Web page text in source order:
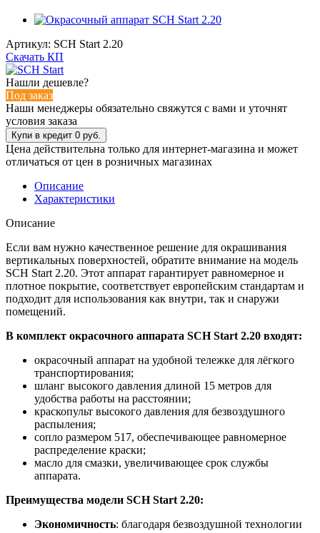
Артикул: SCH Start 2.20
Скачать КП
Нашли дешевле?
Под заказ
Наши менеджеры обязательно свяжутся с вами и уточнят
условия заказа
Цена действительна только для интернет-магазина и может
отличаться от цен в розничных магазинах
Описание
Характеристики
Описание
Если вам нужно качественное решение для окрашивания
вертикальных поверхностей, обратите внимание на модель
SCH Start 2.20. Этот аппарат гарантирует равномерное и
плотное покрытие, соответствует европейским стандартам и
подходит для использования как внутри, так и снаружи
помещений.
В комплект окрасочного аппарата SCH Start 2.20 входят:
окрасочный аппарат на удобной тележке для лёгкого
транспортирования;
шланг высокого давления длиной 15 метров для
удобства работы на расстоянии;
краскопульт высокого давления для безвоздушного
распыления;
сопло размером 517, обеспечивающее равномерное
распределение краски;
масло для смазки, увеличивающее срок службы
аппарата.
Преимущества модели SCH Start 2.20:
Экономичность: благодаря безвоздушной технологии